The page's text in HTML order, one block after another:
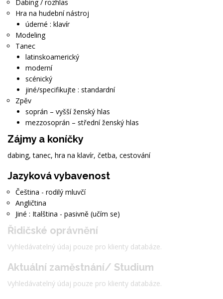
Dabing / rozhlas
Hra na hudební nástroj
úderné : klavír
Modeling
Tanec
latinskoamerický
moderní
scénický
jiné/specifikujte : standardní
Zpěv
soprán – vyšší ženský hlas
mezzosoprán – střední ženský hlas
Zájmy a koníčky
dabing, tanec, hra na klavír, četba, cestování
Jazyková vybavenost
Čeština - rodilý mluvčí
Angličtina
Jiné : Italština - pasivně (učím se)
Řidičské oprávnění
Vyhledávatelný údaj pouze pro klienty databáze.
Aktuální zaměstnání/ Studium
Vyhledávatelný údaj pouze pro klienty databáze.